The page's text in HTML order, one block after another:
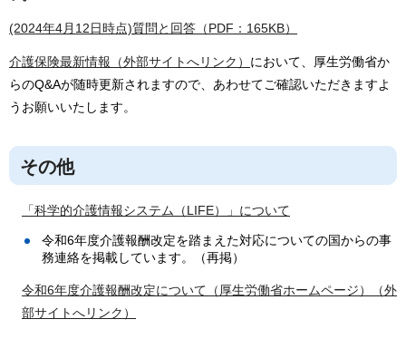
(2024年4月12日時点)質問と回答（PDF：165KB）
介護保険最新情報（外部サイトへリンク） において、厚生労働省か
らのQ&Aが随時更新されますので、あわせてご確認いただきますよ
うお願いいたします。
その他
「科学的介護情報システム（LIFE）」について
令和6年度介護報酬改定を踏まえた対応についての国からの事
務連絡を掲載しています。（再掲）
令和6年度介護報酬改定について（厚生労働省ホームページ）（外
部サイトへリンク）